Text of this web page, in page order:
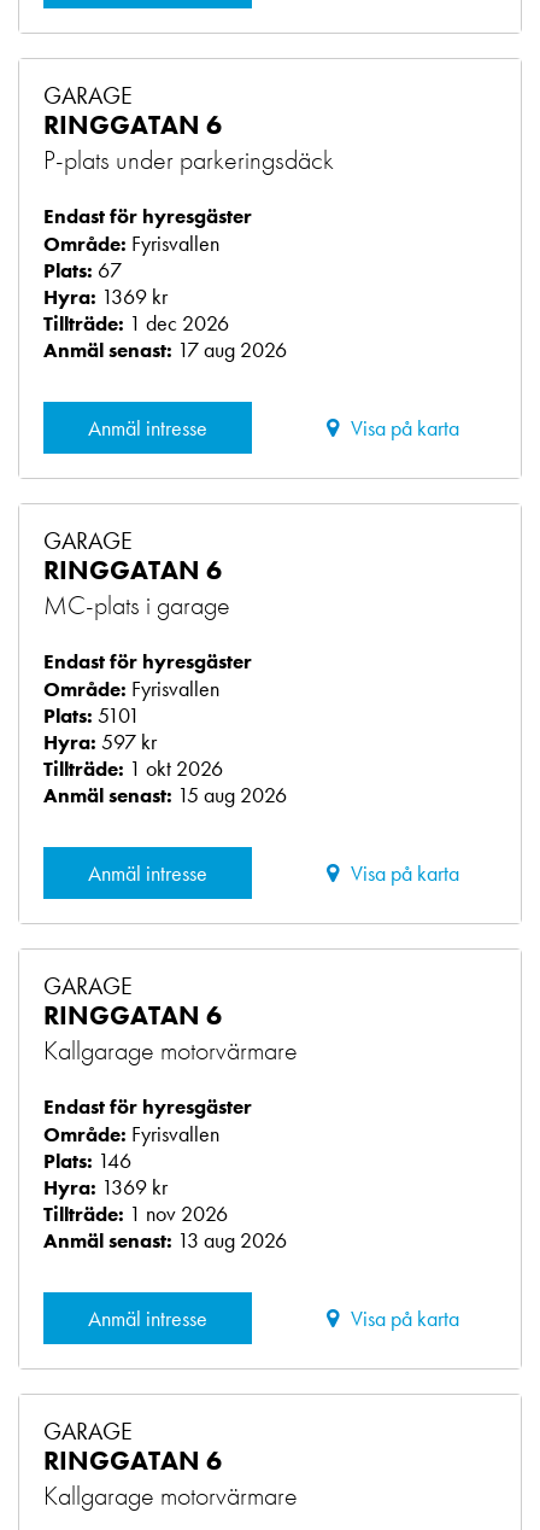
GARAGE
RINGGATAN 6
P-plats under parkeringsdäck
Endast för hyresgäster
Område: Fyrisvallen
Plats: 67
Hyra: 1369 kr
Tillträde: 1 dec 2026
Anmäl senast: 17 aug 2026
Anmäl intresse Visa på karta
GARAGE
RINGGATAN 6
MC-plats i garage
Endast för hyresgäster
Område: Fyrisvallen
Plats: 5101
Hyra: 597 kr
Tillträde: 1 okt 2026
Anmäl senast: 15 aug 2026
Anmäl intresse Visa på karta
GARAGE
RINGGATAN 6
Kallgarage motorvärmare
Endast för hyresgäster
Område: Fyrisvallen
Plats: 146
Hyra: 1369 kr
Tillträde: 1 nov 2026
Anmäl senast: 13 aug 2026
Anmäl intresse Visa på karta
GARAGE
RINGGATAN 6
Kallgarage motorvärmare